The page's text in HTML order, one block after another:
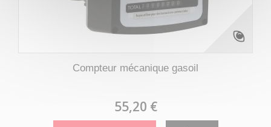
Compteur mécanique gasoil
55,20 €